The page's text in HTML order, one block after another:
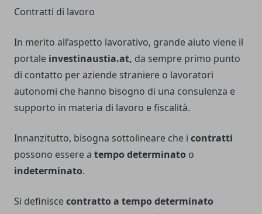
Contratti di lavoro
In merito all’aspetto lavorativo, grande aiuto viene il
portale investinaustia.at, da sempre primo punto
di contatto per aziende straniere o lavoratori
autonomi che hanno bisogno di una consulenza e
supporto in materia di lavoro e fiscalità.
Innanzitutto, bisogna sottolineare che i contratti
possono essere a tempo determinato o
indeterminato.
Si definiscecontratto a tempo determinato